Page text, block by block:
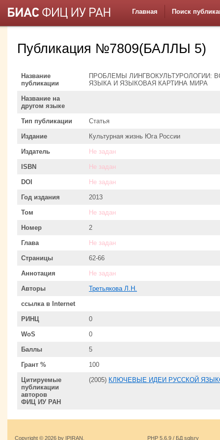
Главная Поиск
Публикация №7809(БАЛЛЫ 5)
Название
публикации
ПРОБЛЕМЫ ЛИНГВОКУЛЬТУРОЛОГИИ:
ЯЗЫКА И ЯЗЫКОВАЯ КАРТИНА МИРА
Название на
другом языке
Тип публикации Статья
Издание Культурная жизнь Юга России
Издатель Не задан
ISBN Не задан
DOI Не задан
Год издания 2013
Том Не задан
Номер 2
Глава Не задан
Страницы 62-66
Аннотация Не задан
Авторы Третьякова Л.Н.
ссылка в Internet
РИНЦ 0
WoS 0
Баллы 5
Грант % 100
Цитируемые
публикации
авторов
ФИЦ ИУ РАН
(2005) КЛЮЧЕВЫЕ ИДЕИ РУССКОЙ
Copyright © 2026 by IPIRAN.
PHP 5.6.9 / БД sqlsrv